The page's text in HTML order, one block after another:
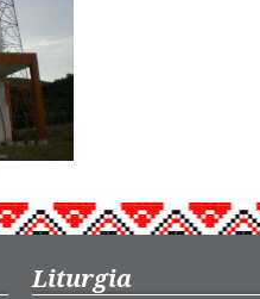
Liturgia